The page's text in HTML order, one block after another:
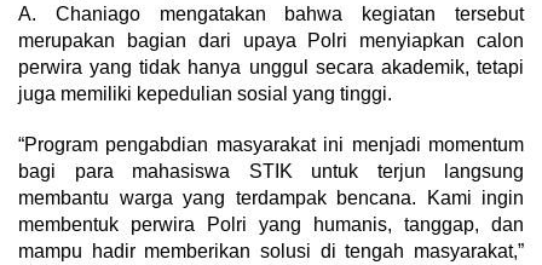
A. Chaniago mengatakan bahwa kegiatan tersebut
merupakan bagian dari upaya Polri menyiapkan calon
perwira yang tidak hanya unggul secara akademik, tetapi
juga memiliki kepedulian sosial yang tinggi.
“Program pengabdian masyarakat ini menjadi momentum
bagi para mahasiswa STIK untuk terjun langsung
membantu warga yang terdampak bencana. Kami ingin
membentuk perwira Polri yang humanis, tanggap, dan
mampu hadir memberikan solusi di tengah masyarakat,”